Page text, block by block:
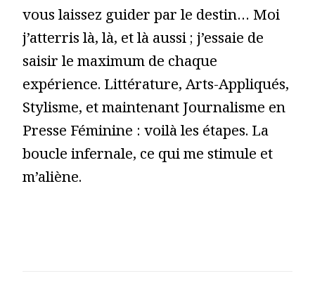
vous laissez guider par le destin… Moi
j’atterris là, là, et là aussi ; j’essaie de
saisir le maximum de chaque
expérience. Littérature, Arts-Appliqués,
Stylisme, et maintenant Journalisme en
Presse Féminine : voilà les étapes. La
boucle infernale, ce qui me stimule et
m’aliène.